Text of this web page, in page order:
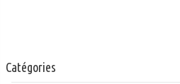
Catégories